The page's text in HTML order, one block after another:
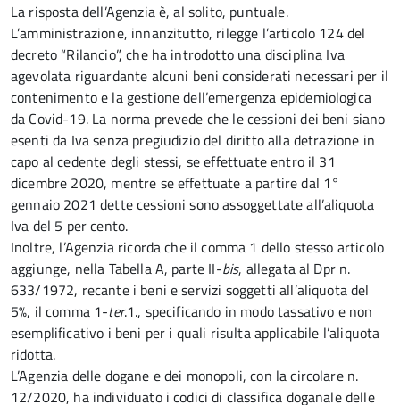
La risposta dell’Agenzia è, al solito, puntuale.
L’amministrazione, innanzitutto, rilegge l’articolo 124 del
decreto “Rilancio”, che ha introdotto una disciplina Iva
agevolata riguardante alcuni beni considerati necessari per il
contenimento e la gestione dell’emergenza epidemiologica
da Covid-19. La norma prevede che le cessioni dei beni siano
esenti da Iva senza pregiudizio del diritto alla detrazione in
capo al cedente degli stessi, se effettuate entro il 31
dicembre 2020, mentre se effettuate a partire dal 1°
gennaio 2021 dette cessioni sono assoggettate all’aliquota
Iva del 5 per cento.
Inoltre, l’Agenzia ricorda che il comma 1 dello stesso articolo
aggiunge, nella Tabella A, parte II-bis, allegata al Dpr n.
633/1972, recante i beni e servizi soggetti all’aliquota del
5%, il comma 1-ter.1., specificando in modo tassativo e non
esemplificativo i beni per i quali risulta applicabile l’aliquota
ridotta.
L’Agenzia delle dogane e dei monopoli, con la circolare n.
12/2020, ha individuato i codici di classifica doganale delle